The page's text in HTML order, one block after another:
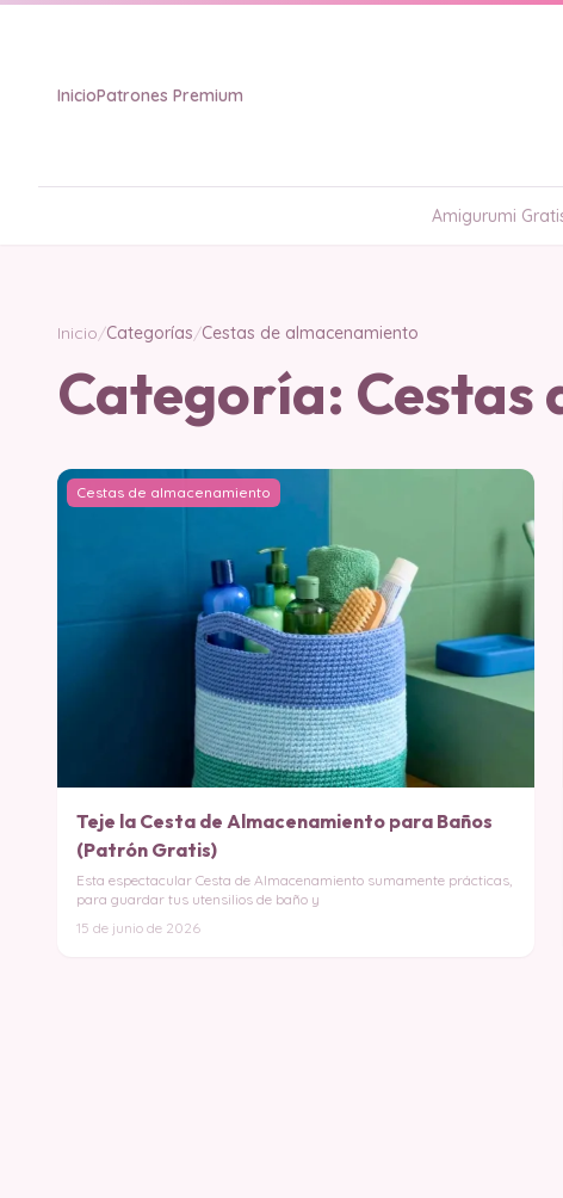
InicioPatrones Premium
Amigurumi
Inicio/Categorías/Cestas de almacenamiento
Categoría: Cestas
Cestas de almacenamiento
Teje la Cesta de Almacenamiento para Baños
(Patrón Gratis)
Esta espectacular Cesta de Almacenamiento sumamente prácticas,
para guardar tus utensilios de baño y
15 de junio de 2026